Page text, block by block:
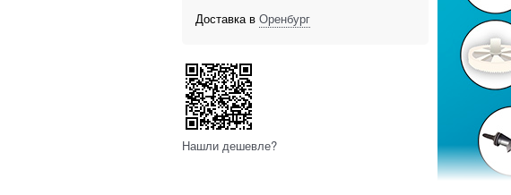
Доставка в Оренбург
Нашли дешевле?